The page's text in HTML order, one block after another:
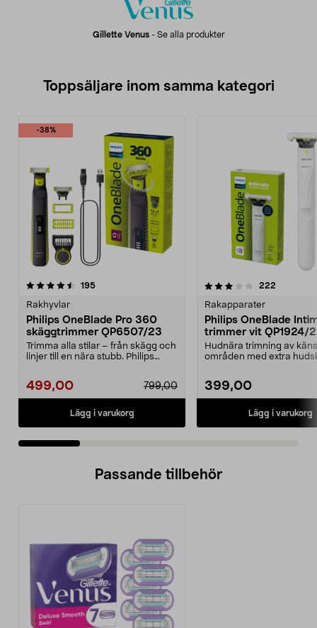
Gillette Venus- Se alla produkter
Toppsäljare inom samma kategori
-38%
195recensioner
Rakhyvlar
Philips OneBlade Pro 360
skäggtrimmer QP6507/23
Trimma alla stilar – från skägg och
linjer till en nära stubb. Philips
499,00 799,00
Lägg i varukorg
3.5 av 5 stjärnor 222
Rakapparater
Philips OneBlade
trimmer vit QP1924/
Hudnära trimning av
områden med extra
399,00
Lägg i varukorg
4.0 av 5 stjärnor
Passande tillbehör